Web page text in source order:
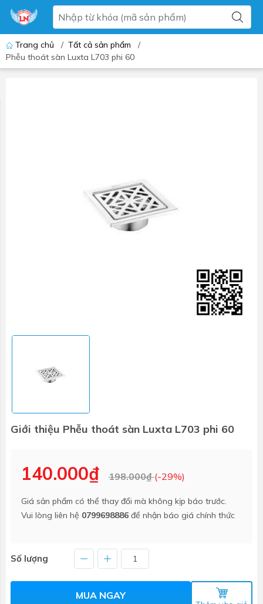
Trang chủ / Tất cả sản phẩm
/
Phễu thoát sàn Luxta L703 phi 60
Giới thiệu Phễu thoát sàn Luxta L703 phi 60
140.000₫ 198.000₫(-29%)
Giá sản phẩm có thể thay đổi mà không kịp báo trước.
Vui lòng liên hệ 0799698886 để nhận báo giá chính thức
Số lượng
MUA NGAY